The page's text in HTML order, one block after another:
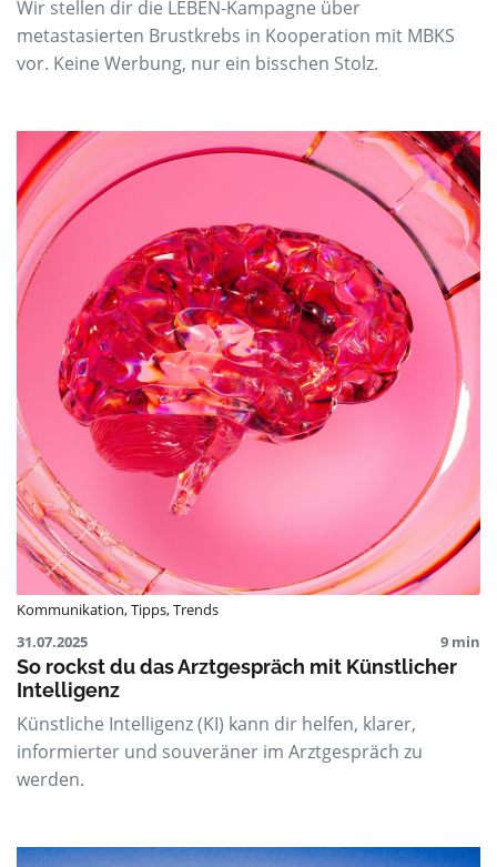
Wir stellen dir die LEBEN-Kampagne über
metastasierten Brustkrebs in Kooperation mit MBKS
vor. Keine Werbung, nur ein bisschen Stolz.
Kommunikation,Tipps,Trends
31.07.2025
9 min
So rockst du das Arztgespräch mit Künstlicher
Intelligenz
Künstliche Intelligenz (KI) kann dir helfen, klarer,
informierter und souveräner im Arztgespräch zu
werden.